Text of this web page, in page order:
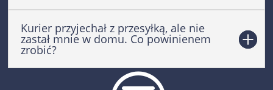
Kurier przyjechał z przesyłką, ale nie
zastał mnie w domu. Co powinienem
zrobić?